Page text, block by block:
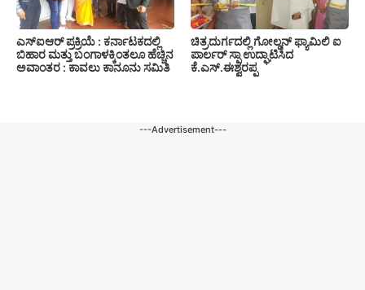
ಎಸ್‍ಐಆರ್ ಪ್ರಕ್ರಿಯೆ : ಕರ್ನಾಟಕದಲ್ಲಿ
ಬಿಹಾರ ಮತ್ತು ಬಂಗಾಳಕ್ಕಿಂತಲೂ ಹೆಚ್ಚಿನ
ಅವಾಂತರ : ಕಾವಲು ಕಾನೂನು ಸಮಿತಿ
ಚಿತ್ರದುರ್ಗದಲ್ಲಿ ಗೋಲ್ಡನ್ ಫ್ಯಾಮಿಲಿ ಐ
ಪಾರ್ಲರ್ ಸ್ಪಾ ಉದ್ಘಾಟಿಸಿದ
ಕೆ.ಎಸ್.ಈಶ್ವರಪ್ಪ
---Advertisement---